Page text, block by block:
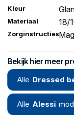
Kleur
Materiaal 18/
Zorginstructies
Bekijk hier meer
Alle Dressed
Alle Alessi